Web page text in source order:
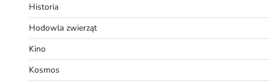
Historia
Hodowla zwierząt
Kino
Kosmos